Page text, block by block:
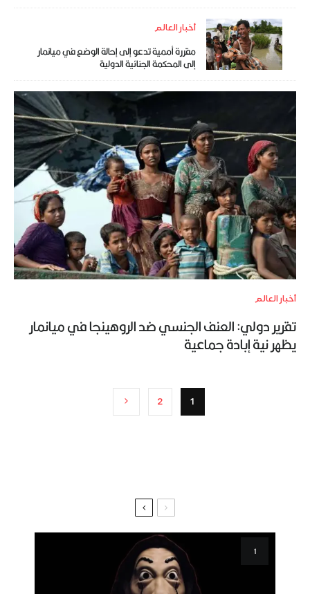
أخبار العالم
مقررة أممية تدعو إلى إحالة الوضع في ميانمار
إلى المحكمة الجنائية الدولية
أخبار العالم
تقرير دولي: العنف الجنسي ضد الروهينجا في ميانمار
يظهر نية إبادة جماعية
1
2